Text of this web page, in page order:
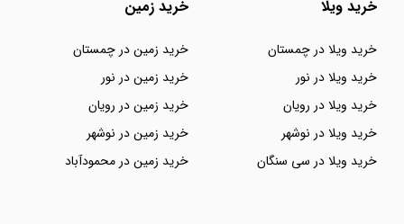
خرید ویلا
خرید ویلا در چمستان
خرید ویلا در نور
خرید ویلا در رویان
خرید ویلا در نوشهر
خرید ویلا در سی سنگان
خرید زمین
خرید زمین در چمستان
خرید زمین در نور
خرید زمین در رویان
خرید زمین در نوشهر
خرید زمین در محمودآباد